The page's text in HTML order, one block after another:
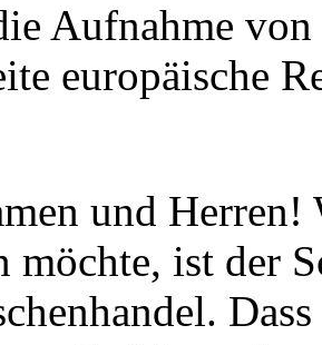
Aufnahme
europäische
und Herren!
möchte, ist der